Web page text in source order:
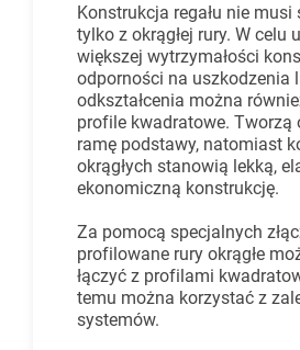
Konstrukcja regału nie musi
tylko z okrągłej rury. W celu
większej wytrzymałości
odporności na uszkodzenia
odkształcenia można
profile kwadratowe. Tworzą
ramę podstawy, natomiast
okrągłych stanowią lekką,
ekonomiczną konstrukcję.
Za pomocą specjalnych
profilowane rury okrągłe
łączyć z profilami
temu można korzystać z
systemów.